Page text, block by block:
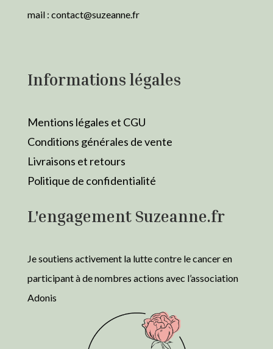
mail : contact@suzeanne.fr
Informations légales
Mentions légales et CGU
Conditions générales de vente
Livraisons et retours
Politique de confidentialité
L'engagement Suzeanne.fr
Je soutiens activement la lutte contre le cancer en
participant à de nombres actions avec l’association
Adonis